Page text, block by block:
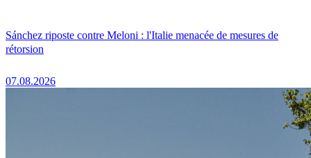
Sánchez riposte contre Meloni : l'Italie menacée de mesures de
rétorsion
07.08.2026